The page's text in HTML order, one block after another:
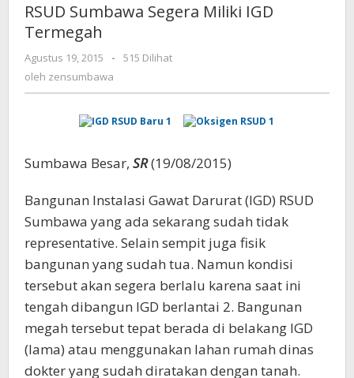
Miliki
Termegah
RSUD Sumbawa Segera Miliki IGD
Termegah
Agustus 19, 2015
oleh
zensumbawa
-
515 Dilihat
oleh zensumbawa
Sumbawa Besar, SR(19/08/2015)
Bangunan Instalasi Gawat Darurat (IGD) RSUD
Sumbawa yang ada sekarang sudah tidak
representative. Selain sempit juga fisik
bangunan yang sudah tua. Namun kondisi
tersebut akan segera berlalu karena saat ini
tengah dibangun IGD berlantai 2. Bangunan
megah tersebut tepat berada di belakang IGD
(lama) atau menggunakan lahan rumah dinas
dokter yang sudah diratakan dengan tanah.